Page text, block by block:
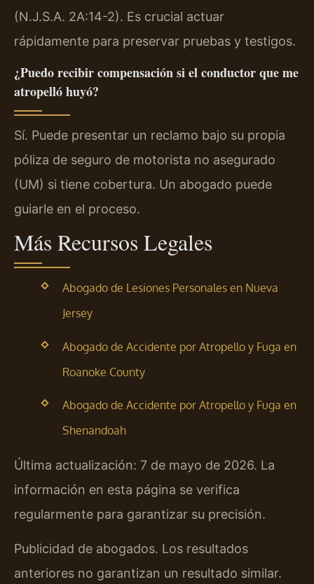
(N.J.S.A. 2A:14-2). Es crucial actuar
rápidamente para preservar pruebas y testigos.
¿Puedo recibir compensación si el conductor que me
atropelló huyó?
Sí. Puede presentar un reclamo bajo su propia
póliza de seguro de motorista no asegurado
(UM) si tiene cobertura. Un abogado puede
guiarle en el proceso.
Más Recursos Legales
Abogado de Lesiones Personales en Nueva
Jersey
Abogado de Accidente por Atropello y Fuga en
Roanoke County
Abogado de Accidente por Atropello y Fuga en
Shenandoah
Última actualización: 7 de mayo de 2026. La
información en esta página se verifica
regularmente para garantizar su precisión.
Publicidad de abogados. Los resultados
anteriores no garantizan un resultado similar.